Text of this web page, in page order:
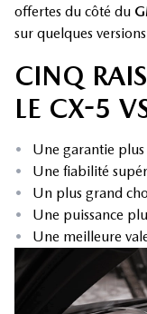
offertes du côté du
sur quelques
CINQ
LE CX-5
•
Une garantie plus
•
Une fiabilité
•
Un plus grand
•
Une puissance
•
Une meilleure